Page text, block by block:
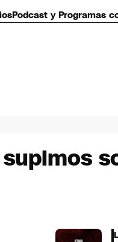
Podcast y Programas